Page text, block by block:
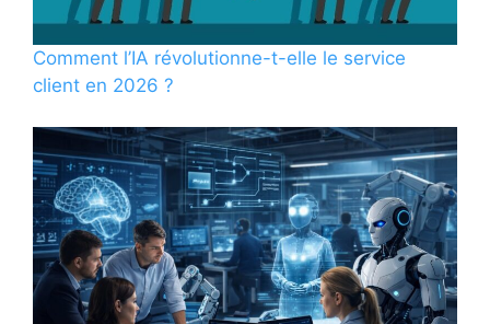
Comment l’IA révolutionne-t-elle le service
client en 2026 ?